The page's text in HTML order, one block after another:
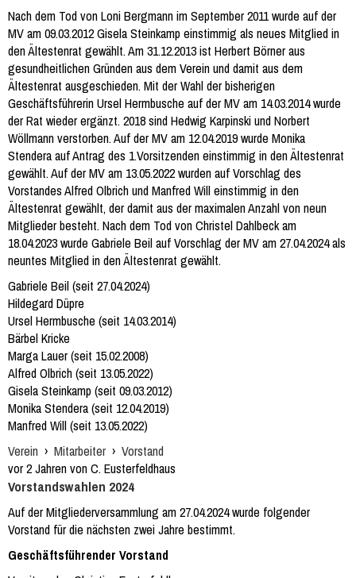
Nach dem Tod von Loni Bergmann im September 2011 wurde auf der
MV am 09.03.2012 Gisela Steinkamp einstimmig als neues Mitglied in
den Ältestenrat gewählt. Am 31.12.2013 ist Herbert Börner aus
gesundheitlichen Gründen aus dem Verein und damit aus dem
Ältestenrat ausgeschieden. Mit der Wahl der bisherigen
Geschäftsführerin Ursel Hermbusche auf der MV am 14.03.2014 wurde
der Rat wieder ergänzt. 2018 sind Hedwig Karpinski und Norbert
Wöllmann verstorben. Auf der MV am 12.04.2019 wurde Monika
Stendera auf Antrag des 1.Vorsitzenden einstimmig in den Ältestenrat
gewählt. Auf der MV am 13.05.2022 wurden auf Vorschlag des
Vorstandes Alfred Olbrich und Manfred Will einstimmig in den
Ältestenrat gewählt, der damit aus der maximalen Anzahl von neun
Mitglieder besteht. Nach dem Tod von Christel Dahlbeck am
18.04.2023 wurde Gabriele Beil auf Vorschlag der MV am 27.04.2024 als
neuntes Mitglied in den Ältestenrat gewählt.
Gabriele Beil (seit 27.04.2024)
Hildegard Düpre
Ursel Hermbusche (seit 14.03.2014)
Bärbel Kricke
Marga Lauer (seit 15.02.2008)
Alfred Olbrich (seit 13.05.2022)
Gisela Steinkamp (seit 09.03.2012)
Monika Stendera (seit 12.04.2019)
Manfred Will (seit 13.05.2022)
Verein › Mitarbeiter › Vorstand
vor 2 Jahren von C. Eusterfeldhaus
Vorstandswahlen 2024
Auf der Mitgliederversammlung am 27.04.2024 wurde folgender
Vorstand für die nächsten zwei Jahre bestimmt.
Geschäftsführender Vorstand